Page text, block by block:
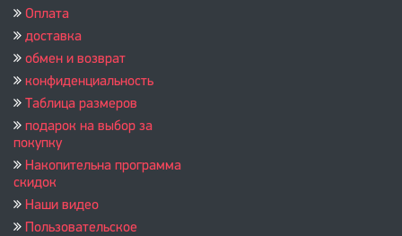
Оплата
доставка
обмен и возврат
конфиденциальность
Таблица размеров
подарок на выбор за
покупку
Накопительна программа
скидок
Наши видео
Пользовательское